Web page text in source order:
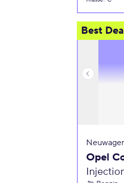
Best
Opel